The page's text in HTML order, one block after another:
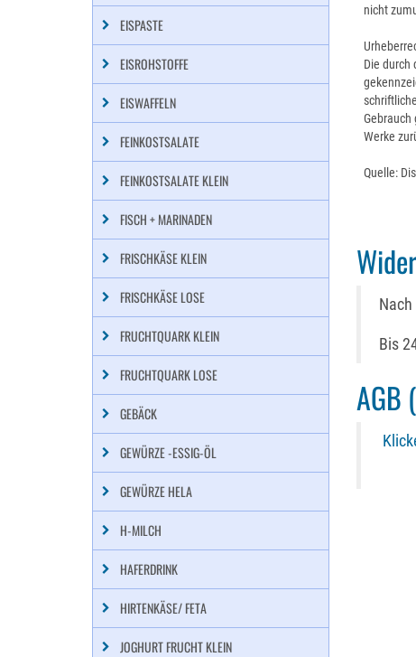
nicht
Die durch
Gebrauch
Werke
Quelle:
Bis
AGB
EISPASTE
EISROHSTOFFE
EISWAFFELN
FEINKOSTSALATE
FEINKOSTSALATE KLEIN
FISCH + MARINADEN
FRISCHKÄSE KLEIN
FRISCHKÄSE LOSE
FRUCHTQUARK KLEIN
FRUCHTQUARK LOSE
GEBÄCK
GEWÜRZE -ESSIG-ÖL
GEWÜRZE HELA
H-MILCH
HAFERDRINK
HIRTENKÄSE/ FETA
JOGHURT FRUCHT KLEIN